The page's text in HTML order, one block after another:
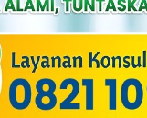
salah 1